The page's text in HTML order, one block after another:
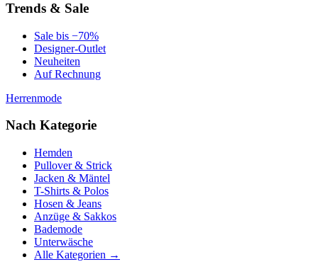
Trends & Sale
Sale bis −70%
Designer-Outlet
Neuheiten
Auf Rechnung
Herrenmode
Nach Kategorie
Hemden
Pullover & Strick
Jacken & Mäntel
T-Shirts & Polos
Hosen & Jeans
Anzüge & Sakkos
Bademode
Unterwäsche
Alle Kategorien →